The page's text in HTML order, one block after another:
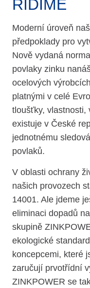
ŘÍDÍME
Moderní úroveň
předpoklady pro
Nově vydaná
povlaky zinku
ocelových
platnými v celé
tloušťky, vlastnosti,
existuje v České
jednotnému
povlaků.
V oblasti ochrany
našich provozech
14001. Ale jdeme
eliminaci dopadů
skupině
ekologické
koncepcemi, které
zaručují prvotřídní
ZINKPOWER se